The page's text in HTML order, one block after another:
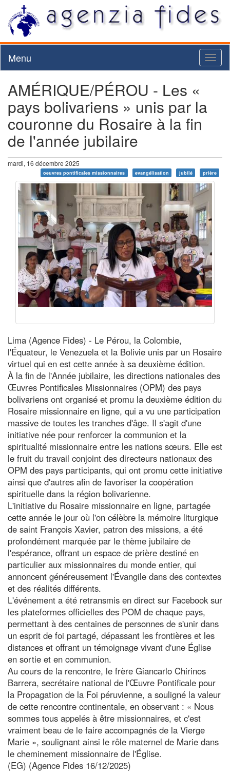
Menu
AMÉRIQUE/PÉROU - Les «
pays bolivariens » unis par la
couronne du Rosaire à la fin
de l'année jubilaire
mardi, 16 décembre 2025
oeuvres pontificales missionnaires evangélisation jubilé prière
Lima (Agence Fides) - Le Pérou, la Colombie,
l'Équateur, le Venezuela et la Bolivie unis par un Rosaire
virtuel qui en est cette année à sa deuxième édition.
À la fin de l'Année jubilaire, les directions nationales des
Œuvres Pontificales Missionnaires (OPM) des pays
bolivariens ont organisé et promu la deuxième édition du
Rosaire missionnaire en ligne, qui a vu une participation
massive de toutes les tranches d'âge. Il s'agit d'une
initiative née pour renforcer la communion et la
spiritualité missionnaire entre les nations sœurs. Elle est
le fruit du travail conjoint des directeurs nationaux des
OPM des pays participants, qui ont promu cette initiative
ainsi que d'autres afin de favoriser la coopération
spirituelle dans la région bolivarienne.
L'initiative du Rosaire missionnaire en ligne, partagée
cette année le jour où l'on célèbre la mémoire liturgique
de saint François Xavier, patron des missions, a été
profondément marquée par le thème jubilaire de
l'espérance, offrant un espace de prière destiné en
particulier aux missionnaires du monde entier, qui
annoncent généreusement l'Évangile dans des contextes
et des réalités différents.
L'événement a été retransmis en direct sur Facebook sur
les plateformes officielles des POM de chaque pays,
permettant à des centaines de personnes de s'unir dans
un esprit de foi partagé, dépassant les frontières et les
distances et offrant un témoignage vivant d'une Église
en sortie et en communion.
Au cours de la rencontre, le frère Giancarlo Chirinos
Barrera, secrétaire national de l'Œuvre Pontificale pour
la Propagation de la Foi péruvienne, a souligné la valeur
de cette rencontre continentale, en observant : « Nous
sommes tous appelés à être missionnaires, et c'est
vraiment beau de le faire accompagnés de la Vierge
Marie », soulignant ainsi le rôle maternel de Marie dans
le cheminement missionnaire de l'Église.
(EG) (Agence Fides 16/12/2025)